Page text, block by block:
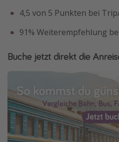
4,5 von 5 Punkten bei
91% Weiterempfehlung
Buche jetzt direkt die